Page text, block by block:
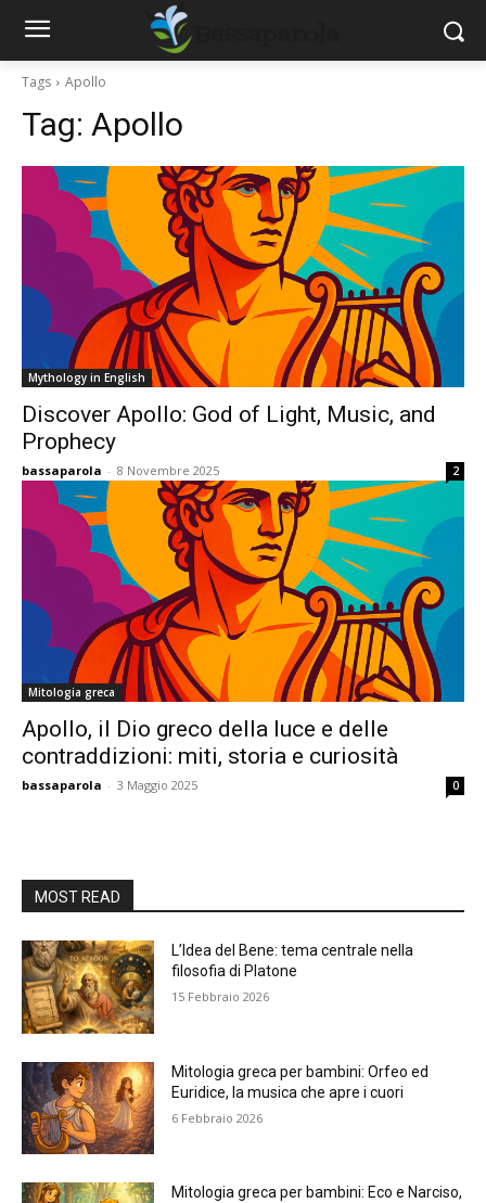
Tags Apollo
Tag: Apollo
Mythology in English
Discover Apollo: God of Light, Music, and
Prophecy
bassaparola - 8 Novembre 2025 2
Mitologia greca
Apollo, il Dio greco della luce e delle
contraddizioni: miti, storia e curiosità
bassaparola - 3 Maggio 2025 0
MOST READ
L’Idea del Bene: tema centrale nella
filosofia di Platone
15 Febbraio 2026
Mitologia greca per bambini: Orfeo ed
Euridice, la musica che apre i cuori
6 Febbraio 2026
Mitologia greca per bambini: Eco e Narciso,